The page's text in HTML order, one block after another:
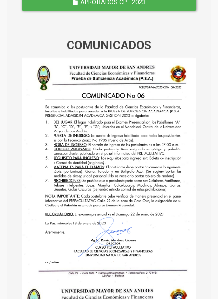
APROBADOS CPF 2023
COMUNICADOS